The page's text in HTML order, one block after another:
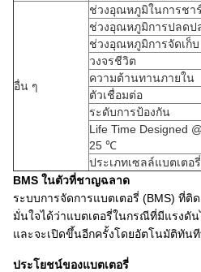
อื่น ๆ
ช่วงอุณหภูมิในการชา
ช่วงอุณหภูมิการปลดป
ช่วงอุณหภูมิการจัดเก็บ
วงจรชีวิต
ความต้านทานภายใน
ตัวเชื่อมต่อ
ระดับการป้องกัน
Life Time Designed
25 ℃
ประเภทเซลล์แบตเตอรี่
BMS ในตัวที่ชาญฉลาด
ระบบการจัดการแบตเตอรี่ (BMS) ที่ติ
มั่นใจได้ว่าแบตเตอรี่ในกรณีที่มีแรงดั
และจะเปิดขึ้นอีกครั้งโดยอัตโนมัติทัน
ประโยชน์ของแบตเตอรี่